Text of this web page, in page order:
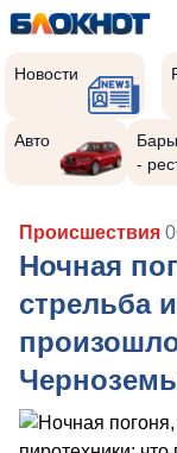
Новости
Авто
Бары
-
Происшествия
Ночная
стрельба